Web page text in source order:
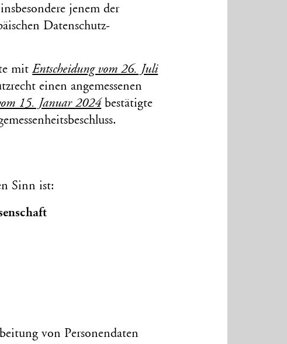
jenem der
Daten­schutz-
mitEntscheidung vom 26. Juli
einen angemessenen
15. Januar 2024 bestätigte
Sinn ist:
von Personen­daten